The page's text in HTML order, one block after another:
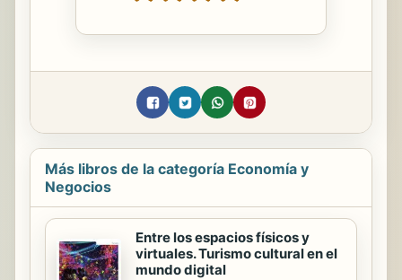
Más libros de la categoría Economía y
Negocios
Entre los espacios físicos y
virtuales. Turismo cultural en el
mundo digital